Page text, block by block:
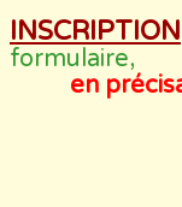
INSCRIPTION
formulaire,
en